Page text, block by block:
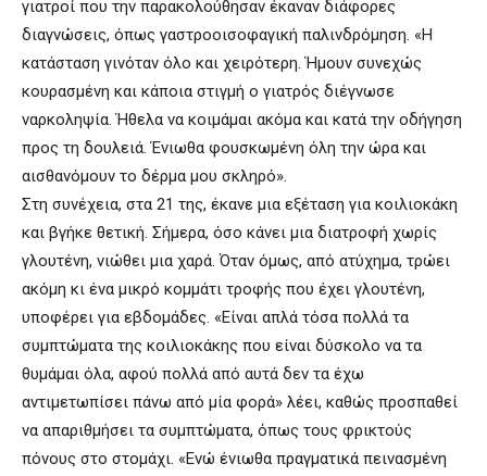
γιατροί που την παρακολούθησαν έκαναν διάφορες
διαγνώσεις, όπως γαστροοισοφαγική παλινδρόμηση. «Η
κατάσταση γινόταν όλο και χειρότερη. Ήμουν συνεχώς
κουρασμένη και κάποια στιγμή ο γιατρός διέγνωσε
ναρκοληψία. Ήθελα να κοιμάμαι ακόμα και κατά την οδήγηση
προς τη δουλειά. Ένιωθα φουσκωμένη όλη την ώρα και
αισθανόμουν το δέρμα μου σκληρό».
Στη συνέχεια, στα 21 της, έκανε μια εξέταση για κοιλιοκάκη
και βγήκε θετική. Σήμερα, όσο κάνει μια διατροφή χωρίς
γλουτένη, νιώθει μια χαρά. Όταν όμως, από ατύχημα, τρώει
ακόμη κι ένα μικρό κομμάτι τροφής που έχει γλουτένη,
υποφέρει για εβδομάδες. «Είναι απλά τόσα πολλά τα
συμπτώματα της κοιλιοκάκης που είναι δύσκολο να τα
θυμάμαι όλα, αφού πολλά από αυτά δεν τα έχω
αντιμετωπίσει πάνω από μία φορά» λέει, καθώς προσπαθεί
να απαριθμήσει τα συμπτώματα, όπως τους φρικτούς
πόνους στο στομάχι. «Ενώ ένιωθα πραγματικά πεινασμένη